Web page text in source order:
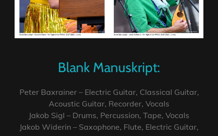
Blank Manuskript:
Peter Baxrainer – Electric Guitar, Classical Guitar,
Acoustic Guitar, Recorder, Vocals
Jakob Sigl – Drums, Percussion, Tape, Vocals
Jakob Widerin – Saxophone, Flute, Electric Guitar,